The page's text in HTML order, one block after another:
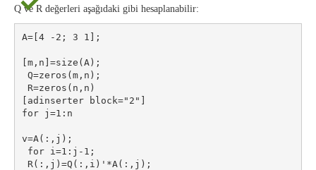
Q ve R değerleri aşağıdaki gibi hesaplanabilir:
A=[4 -2; 3 1];
[m,n]=size(A);
Q=zeros(m,n);
R=zeros(n,n)
[adinserter block="2"]
for j=1:n
v=A(:,j);
for i=1:j-1;
R(:,j)=Q(:,i)'*A(:,j);